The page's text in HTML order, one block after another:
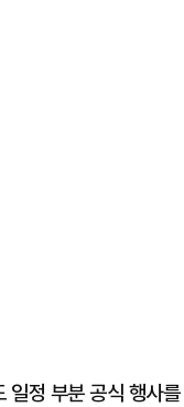
정 부분 공식 행사